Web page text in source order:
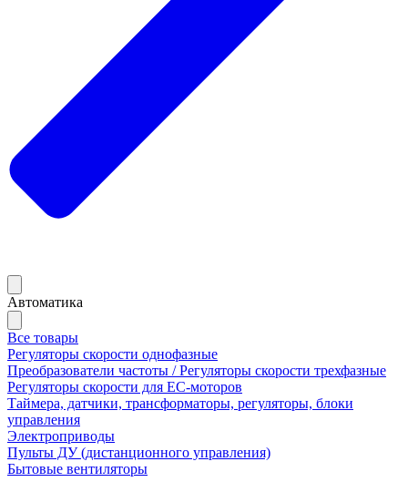
Автоматика
Все товары
Регуляторы скорости однофазные
Преобразователи частоты / Регуляторы скорости трехфазные
Регуляторы скорости для ЕС-моторов
Таймера, датчики, трансформаторы, регуляторы, блоки
управления
Электроприводы
Пульты ДУ (дистанционного управления)
Бытовые вентиляторы